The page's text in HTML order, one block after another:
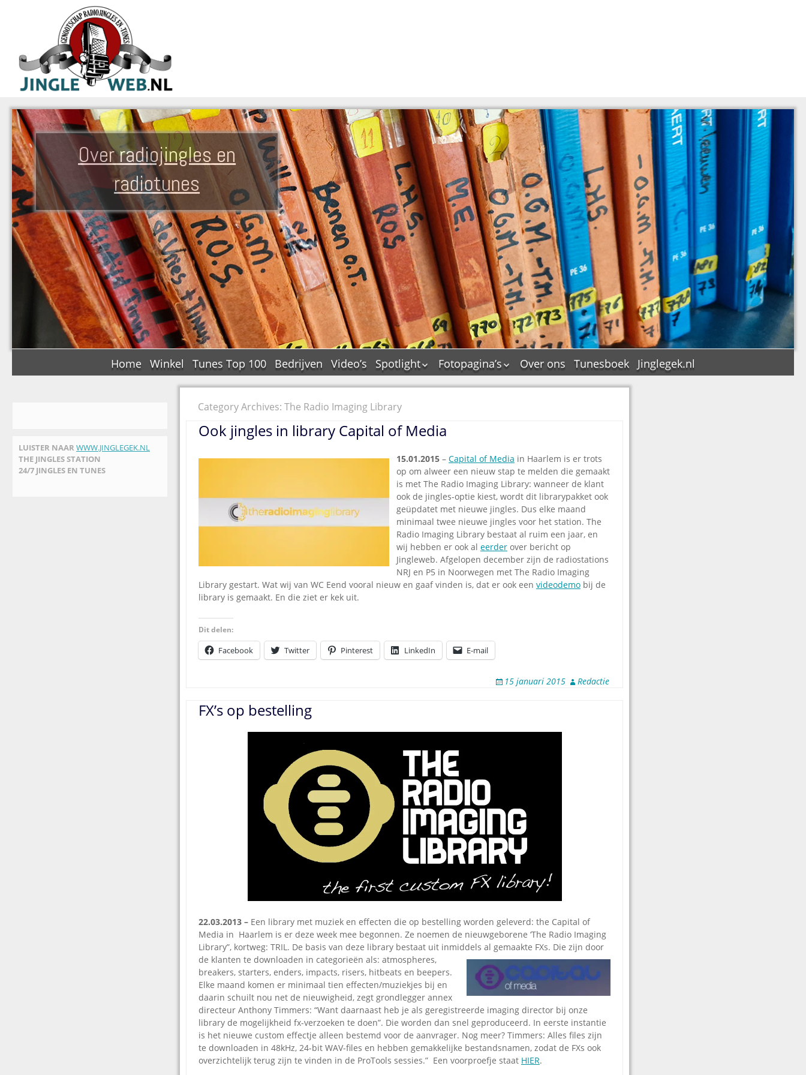
Over radiojingles en
radiotunes
Home Winkel Tunes Top 100 Bedrijven Video’s
Spotlight
De Tourflitsjingle –
Jingledemo’s en hun
tags
Dallas jingle city
De Tourtune
Ferry Maat 65
Ferry Maat interview
Jingle Awards
Jingle NIEUW
Omroepbanden
Stoomfluit Klaas
Vaak
Uitvinding
Fotopagina’s
JAM in pictures
Pepper & Tanner in
Top Format in
pictures
Dik Voormekaar in
foto’s
Over ons Tunesboek Jinglegek.nl
LUISTER NAAR WWW.JINGLEGEK.NL
THE JINGLES STATION
24/7 JINGLES EN TUNES
Category Archives: The Radio Imaging Library
Ook jingles in library Capital of Media
15.01.2015 – Capital of Media in Haarlem is er trots
op om alweer een nieuw stap te melden die gemaakt
is met The Radio Imaging Library: wanneer de klant
ook de jingles-optie kiest, wordt dit librarypakket ook
geüpdatet met nieuwe jingles. Dus elke maand
minimaal twee nieuwe jingles voor het station. The
Radio Imaging Library bestaat al ruim een jaar, en
wij hebben er ook al eerder over bericht op
Jingleweb. Afgelopen december zijn de radiostations
NRJ en P5 in Noorwegen met The Radio Imaging
Library gestart. Wat wij van WC Eend vooral nieuw en gaaf vinden is, dat er ook een videodemo bij de
library is gemaakt. En die ziet er kek uit.
Dit delen:
Facebook Twitter Pinterest LinkedIn E-mail
15 januari 2015 Redactie
FX’s op bestelling
22.03.2013 – Een library met muziek en effecten die op bestelling worden geleverd: the Capital of
Media in Haarlem is er deze week mee begonnen. Ze noemen de nieuwgeborene ‘The Radio Imaging
Library”, kortweg: TRIL. De basis van deze library bestaat uit inmiddels al gemaakte FXs. Die zijn door
de klanten te downloaden in categorieën als: atmospheres,
breakers, starters, enders, impacts, risers, hitbeats en beepers.
Elke maand komen er minimaal tien effecten/muziekjes bij en
daarin schuilt nou net de nieuwigheid, zegt grondlegger annex
directeur Anthony Timmers: “Want daarnaast heb je als geregistreerde imaging director bij onze
library de mogelijkheid fx-verzoeken te doen”. Die worden dan snel geproduceerd. In eerste instantie
is het nieuwe custom effectje alleen bestemd voor de aanvrager. Nog meer? Timmers: Alles files zijn
te downloaden in 48kHz, 24-bit WAV-files en hebben gemakkelijke bestandsnamen, zodat de FXs ook
overzichtelijk terug zijn te vinden in de ProTools sessies.” Een voorproefje staat HIER.